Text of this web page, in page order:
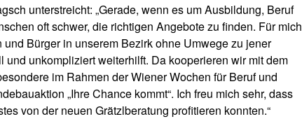
unterstreicht: „Gerade, wenn es um Ausbildung, Beruf
oft schwer, die richtigen Angebote zu finden. Für mich
Bürger in unserem Bezirk ohne Umwege zu jener
unkompliziert weiterhilft. Da kooperieren wir mit dem
im Rahmen der Wiener Wochen für Beruf und
„Ihre Chance kommt“. Ich freu mich sehr, dass
von der neuen Grätzlberatung profitieren konnten.“